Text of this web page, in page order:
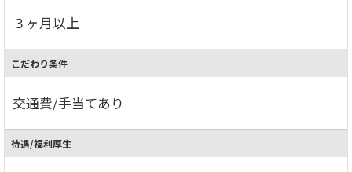
３ヶ月以上
こだわり条件
交通費/手当てあり
待遇/福利厚生